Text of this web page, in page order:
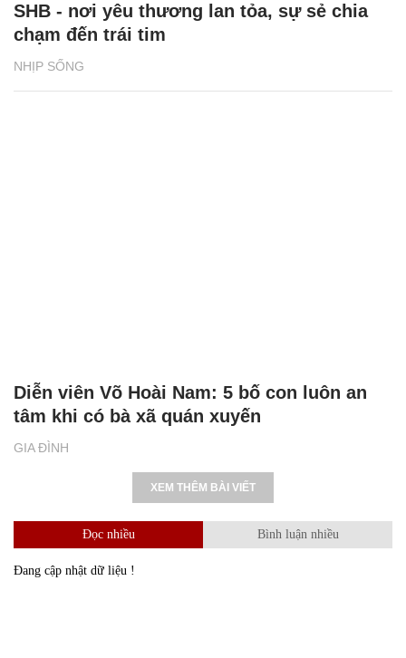
NHỊP SỐNG
SHB - nơi yêu thương lan tỏa, sự sẻ chia
chạm đến trái tim
GIA ĐÌNH
Diễn viên Võ Hoài Nam: 5 bố con luôn an
tâm khi có bà xã quán xuyến
XEM THÊM BÀI VIẾT
Đọc nhiều Bình luận nhiều
Đang cập nhật dữ liệu !